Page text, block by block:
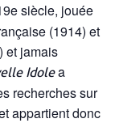
siècle, jouée
(1914) et
et jamais
Idolea
recherches sur
appartient donc